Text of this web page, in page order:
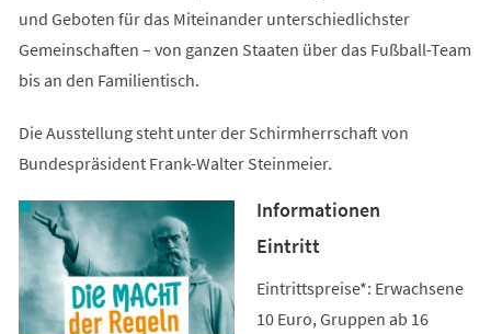
und Geboten für das Miteinander unterschiedlichster
Gemeinschaften – von ganzen Staaten über das Fußball-Team
bis an den Familientisch.
Die Ausstellung steht unter der Schirmherrschaft von
Bundespräsident Frank-Walter Steinmeier.
Informationen
Eintritt
Eintrittspreise*: Erwachsene
10 Euro, Gruppen ab 16